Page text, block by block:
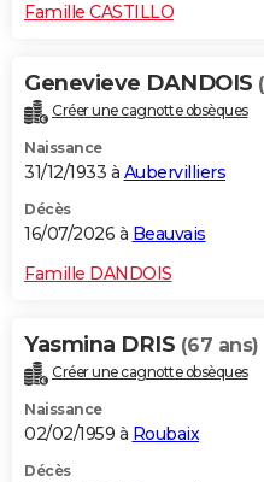
Famille CASTILLO
Genevieve DANDOIS
Créer une cagnotte obsèques
Naissance
31/12/1933 à Aubervilliers
Décès
16/07/2026 à Beauvais
Famille DANDOIS
Yasmina DRIS (67 ans)
Créer une cagnotte obsèques
Naissance
02/02/1959 à Roubaix
Décès